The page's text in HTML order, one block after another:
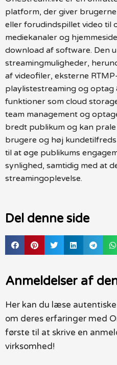
platform, der giver
eller forudindspillet video til
mediekanaler og
download af software. Den
streamingmuligheder,
af videofiler, eksterne
playlistestreaming og
funktioner som cloud
team management og
bredt publikum og kan
brugere og høj
til at øge publikums
synlighed, samtidig med at
streamingoplevelse.
Del denne side
Anmeldelser af
Her kan du læse
om deres erfaringer med
første til at skrive en
virksomhed!